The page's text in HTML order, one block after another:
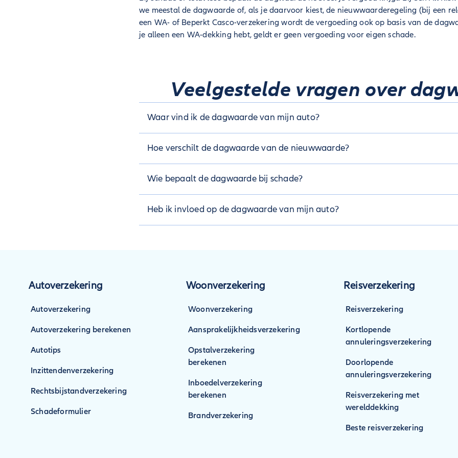
we meestal de dagwaarde of, als je daarvoor kiest, de nieuwwaarderegeling (bij een
een WA- of Beperkt Casco-verzekering wordt de vergoeding ook op basis van de
je alleen een WA-dekking hebt, geldt er geen vergoeding voor eigen schade.
Veelgestelde vragen over
Waar vind ik de dagwaarde van mijn auto?
wilt verkopen. Heb je schade gereden of is je auto total loss? Dan stelt een schade-
verzekeringsmaatschappij de waarde van je auto vast.
Hoe verschilt de dagwaarde van de nieuwwaarde?
een niet-nieuwe auto nog waard is op een bepaald moment. BIj het vaststellen van
rekening gehouden met verschilende factoren, zoals leeftijd, kilometerstand,
Wie bepaalt de dagwaarde bij schade?
gebeurt op basis van leeftijd van de auto, kilometerstand, onderhoud en marktwaarde.
Heb ik invloed op de dagwaarde van mijn auto?
Autoverzekering
Autoverzekering
Autoverzekering berekenen
Autotips
Inzittendenverzekering
Rechtsbijstandverzekering
Schadeformulier
Woonverzekering
Woonverzekering
Aansprakelijkheidsverzekering
Opstalverzekering
berekenen
Inboedelverzekering
berekenen
Brandverzekering
Reisverzekering
Reisverzekering
Kortlopende
annuleringsverzekering
Doorlopende
annuleringsverzekering
Reisverzekering met
werelddekking
Beste reisverzekering